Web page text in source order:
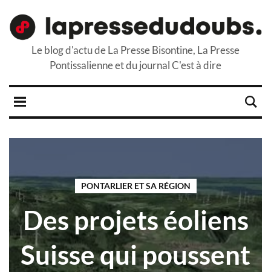
Le blog d'actu de La Presse Bisontine, La Presse
Pontissalienne et du journal C'est à dire
PONTARLIER ET SA RÉGION
Des projets éoliens
Suisse qui poussent